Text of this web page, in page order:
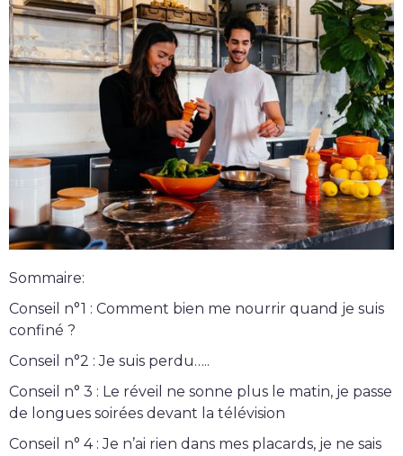
Sommaire:
Conseil n°1 : Comment bien me nourrir quand je suis
confiné ?
Conseil n°2 : Je suis perdu…..
Conseil n° 3 : Le réveil ne sonne plus le matin, je passe
de longues soirées devant la télévision
Conseil n° 4 : Je n’ai rien dans mes placards, je ne sais